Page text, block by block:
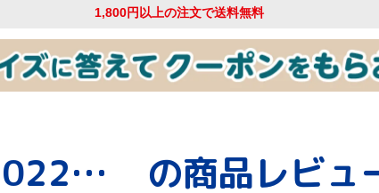
1,800円以上の注文で送料無料
ROCKIN'ON JAPAN(2022年12月号) の商品レビュ